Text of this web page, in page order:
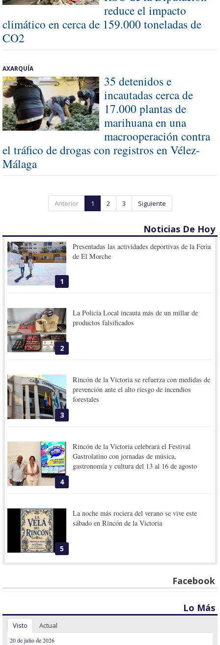
reduce el impacto
climático en cerca de 159.000 toneladas de
CO2
AXARQUÍA
35 detenidos e
incautadas cerca de
17.000 plantas de
marihuana en una
macrooperación contra
el tráfico de drogas con registros en Vélez-
Málaga
Anterior 1 2 3 Siguiente
Noticias De Hoy
1
Presentadas las actividades deportivas de la Feria
de El Morche
2
La Policía Local incauta más de un millar de
productos falsificados
3
Rincón de la Victoria se refuerza con medidas de
prevención ante el alto riesgo de incendios
forestales
4
Rincón de la Victoria celebrará el Festival
Gastrolatino con jornadas de música,
gastronomía y cultura del 13 al 16 de agosto
5
La noche más rociera del verano se vive este
sábado en Rincón de la Victoria
Facebook
Lo Más
Visto Actual
20 de julio de 2026